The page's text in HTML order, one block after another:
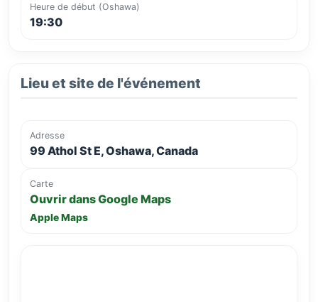
Heure de début (Oshawa)
19:30
Lieu et site de l'événement
Adresse
99 Athol St E, Oshawa, Canada
Carte
Ouvrir dans Google Maps
Apple Maps